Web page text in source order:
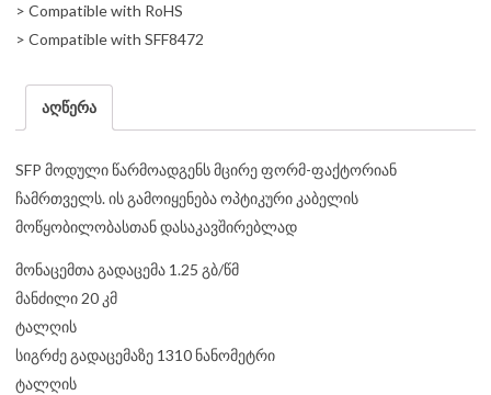
> Compatible with RoHS
> Compatible with SFF8472
აღწერა
SFP მოდული წარმოადგენს მცირე ფორმ-ფაქტორიან
ჩამრთველს. ის გამოიყენება ოპტიკური კაბელის
მოწყობილობასთან დასაკავშირებლად
მონაცემთა გადაცემა 1.25 გბ/წმ
მანძილი 20 კმ
ტალღის
სიგრძე გადაცემაზე 1310 ნანომეტრი
ტალღის